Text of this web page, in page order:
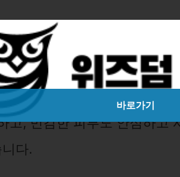
조함을 완화하고, 촉촉하고
고, 민감한 피부도 안심하고
다.
바로가기